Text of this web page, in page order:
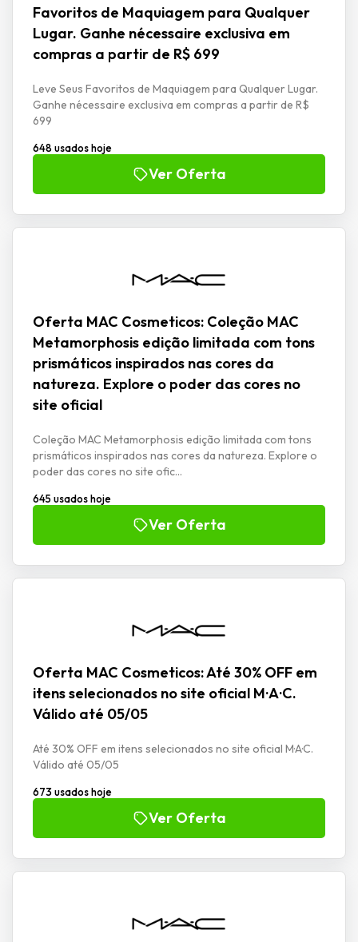
Favoritos de Maquiagem para Qualquer
Lugar. Ganhe nécessaire exclusiva em
compras a partir de R$ 699
Leve Seus Favoritos de Maquiagem para Qualquer Lugar.
Ganhe nécessaire exclusiva em compras a partir de R$
699
648 usados hoje
Ver Oferta
Oferta MAC Cosmeticos: Coleção MAC
Metamorphosis edição limitada com tons
prismáticos inspirados nas cores da
natureza. Explore o poder das cores no
site oficial
Coleção MAC Metamorphosis edição limitada com tons
prismáticos inspirados nas cores da natureza. Explore o
poder das cores no site ofic...
645 usados hoje
Ver Oferta
Oferta MAC Cosmeticos: Até 30% OFF em
itens selecionados no site oficial M·A·C.
Válido até 05/05
Até 30% OFF em itens selecionados no site oficial M·A·C.
Válido até 05/05
673 usados hoje
Ver Oferta